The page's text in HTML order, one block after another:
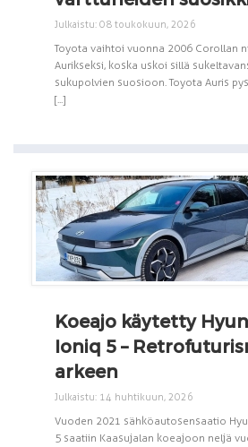
Julkaistu: 08 toukokuun, 2026
Toyota vaihtoi vuonna 2006 Corollan
Aurikseksi, koska uskoi sillä
sukupolvien suosioon. Toyota Auris
[...]
Koeajo käytetty
Ioniq 5 –
arkeen
Julkaistu: 14 huhtikuun, 2026
Vuoden 2021 sähköautosensaatio
5 saatiin Kaasujalan koeajoon neljä